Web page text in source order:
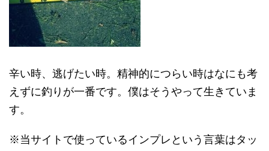
辛い時、逃げたい時。精神的につらい時はなにも考
えずに釣りが一番です。僕はそうやって生きていま
す。
※当サイトで使っているインプレという言葉はタッ